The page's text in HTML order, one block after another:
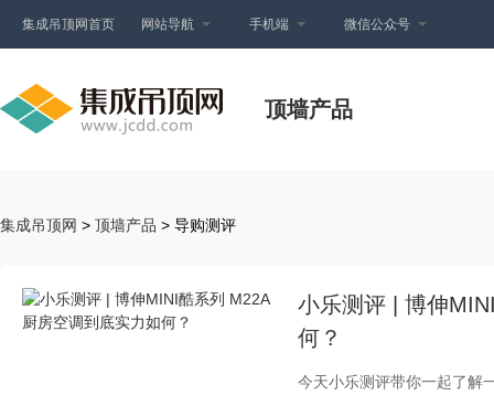
集成吊顶网首页 网站导航 手机端 微信公众号
顶墙产品
集成吊顶网 > 顶墙产品 > 导购测评
小乐测评 | 博伸
何？
今天小乐测评带你一起了解